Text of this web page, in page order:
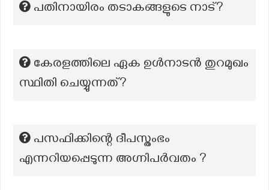
പതിനായിരം തടാകങ്ങളുടെ നാട്?
കേരളത്തിലെ ഏക ഉള്‍നാടന്‍ തുറമുഖം
സ്ഥിതി ചെയ്യുന്നത്?
പസഫിക്കിന്റെ ദീപസ്തംഭം
എന്നറിയപ്പെടുന്ന അഗ്നിപർവതം ?